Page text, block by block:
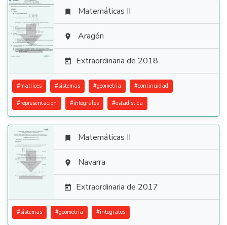

 Matemáticas II
 Aragón
 Extraordinaria de 2018
#matrices #sistemas #geometria #continuidad
#representacion #integrales #estadistica

 Matemáticas II
 Navarra
 Extraordinaria de 2017
#sistemas #geometria #integrales